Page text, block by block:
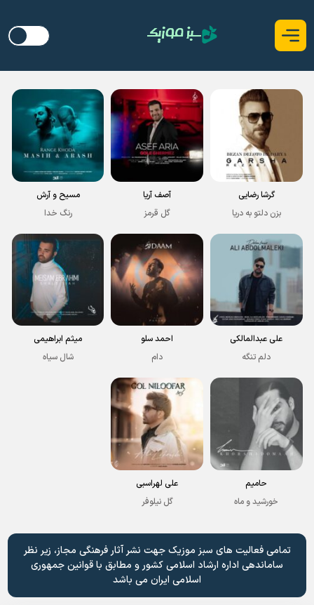
گرشا رضایی
بزن دلتو به دریا
آصف آریا
گل قرمز
مسیح و آرش
رنگ خدا
علی عبدالمالکی
دلم تنگه
احمد سلو
دام
میثم ابراهیمی
شال سیاه
حامیم
خورشید و ماه
علی لهراسبی
گل نیلوفر
تمامی فعالیت های سبز موزیک جهت نشر آثار فرهنگی مجاز، زیر نظر
ساماندهی اداره ارشاد اسلامی کشور و مطابق با قوانین جمهوری
اسلامی ایران می باشد